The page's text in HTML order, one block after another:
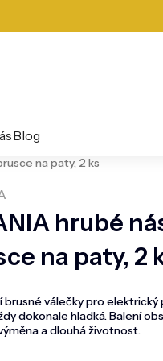
Blog
na paty, 2 ks
hrubé
na paty, 2
brusné válečky pro
dokonale hladká. Balení
a dlouhá životnost.